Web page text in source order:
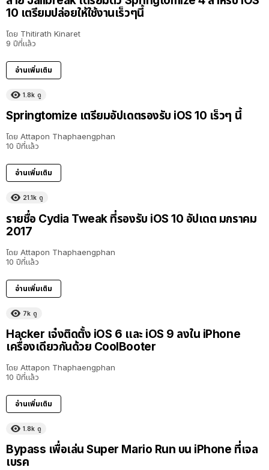
10 เตรียมปล่อยให้ใช้งานเร็วๆนี้
โดย Thitirath Kinaret
9 ปีที่แล้ว
อ่านเพิ่มเติม
1.8k ดู
Springtomize เตรียมอัปเดตรองรับ iOS 10 เร็วๆ นี้
โดย Attapon Thaphaengphan
10 ปีที่แล้ว
อ่านเพิ่มเติม
21.1k ดู
รายชื่อ Cydia Tweak ที่รองรับ iOS 10 อัปเดต มกราคม
2017
โดย Attapon Thaphaengphan
10 ปีที่แล้ว
อ่านเพิ่มเติม
7k ดู
Hacker เจ๋งติดตั้ง iOS 6 และ iOS 9 ลงใน iPhone
เครื่องเดียวกันด้วย CoolBooter
โดย Attapon Thaphaengphan
10 ปีที่แล้ว
อ่านเพิ่มเติม
1.8k ดู
Bypass เพื่อเล่น Super Mario Run บน iPhone ที่เจล
เบรค